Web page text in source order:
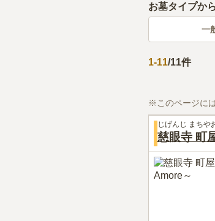
お墓タイプか
一
1-11/11件
※このページに
じげんじ まちや
慈眼寺 町